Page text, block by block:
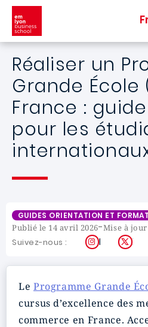
Aller au contenu principal
Réaliser un
Grande École
France :
pour les
GUIDES ORIENTATION ET
Publié le 14 avril 2026-Mise à
Suivez-nous : Instagram
X
Le Programme Grande
cursus d’excellence des
commerce en France.